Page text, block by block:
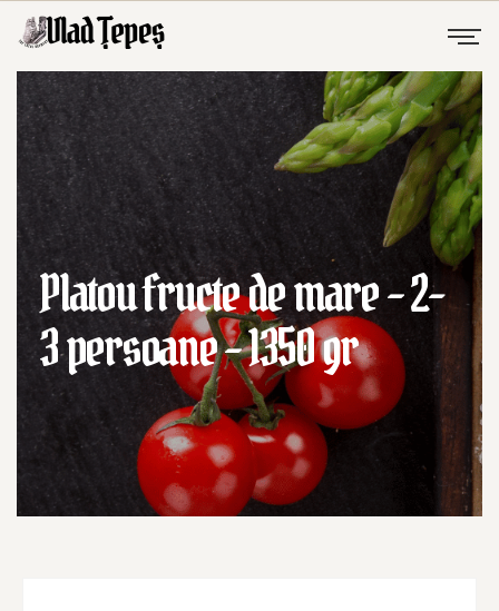
Platou fructe de mare – 2-
3 persoane – 1350 gr